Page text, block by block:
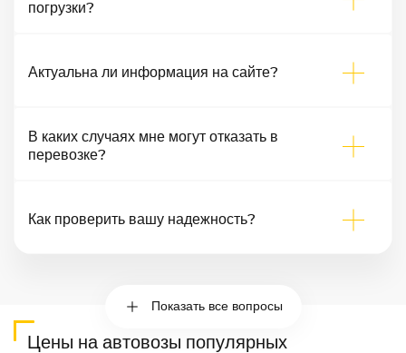
погрузки?
Актуальна ли информация на сайте?
В каких случаях мне могут отказать в
перевозке?
Как проверить вашу надежность?
Показать все вопросы
Цены на автовозы популярных